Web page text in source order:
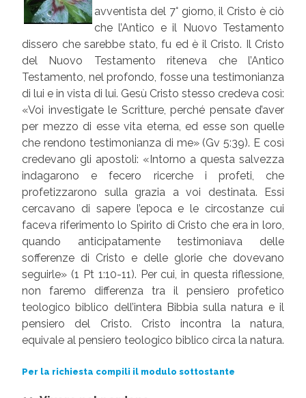
avventista del 7° giorno, il Cristo è ciò
che l’Antico e il Nuovo Testamento
dissero che sarebbe stato, fu ed è il Cristo. Il Cristo
del Nuovo Testamento riteneva che l’Antico
Testamento, nel profondo, fosse una testimonianza
di lui e in vista di lui. Gesù Cristo stesso credeva così:
«Voi investigate le Scritture, perché pensate d’aver
per mezzo di esse vita eterna, ed esse son quelle
che rendono testimonianza di me» (Gv 5:39). E così
credevano gli apostoli: «Intorno a questa salvezza
indagarono e fecero ricerche i profeti, che
profetizzarono sulla grazia a voi destinata. Essi
cercavano di sapere l’epoca e le circostanze cui
faceva riferimento lo Spirito di Cristo che era in loro,
quando anticipatamente testimoniava delle
sofferenze di Cristo e delle glorie che dovevano
seguirle» (1 Pt 1:10-11). Per cui, in questa riflessione,
non faremo differenza tra il pensiero profetico
teologico biblico dell’intera Bibbia sulla natura e il
pensiero del Cristo. Cristo incontra la natura,
equivale al pensiero teologico biblico circa la natura.
Per la richiesta compili il modulo sottostante